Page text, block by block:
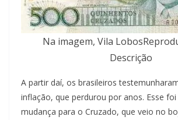
Na imagem, Vila
Descrição
A partir daí, os brasileiros
inflação, que perdurou por anos. Esse
mudança para o Cruzado, que veio no